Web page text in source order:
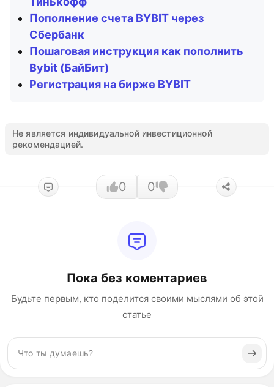
Пополнение счета BYBIT через
Сбербанк
Пошаговая инструкция как пополнить
Bybit (БайБит)
Регистрация на бирже BYBIT
Не является индивидуальной инвестиционной
рекомендацией.
0 0
Пока без коментариев
Будьте первым, кто поделится своими мыслями об этой
статье